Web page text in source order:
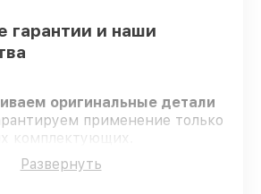
гарантии и наши
оригинальные детали
применение только
комплектующих.
знаний и навыков, что
Развернуть